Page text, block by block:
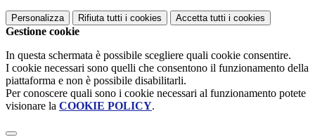
Personalizza Rifiuta tutti i cookies Accetta tutti i cookies
Gestione cookie
In questa schermata è possibile scegliere quali cookie consentire.
I cookie necessari sono quelli che consentono il funzionamento della
piattaforma e non è possibile disabilitarli.
Per conoscere quali sono i cookie necessari al funzionamento potete
visionare la COOKIE POLICY.